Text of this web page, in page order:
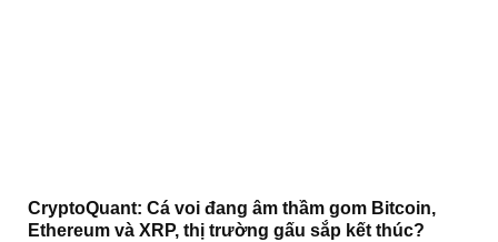
CryptoQuant: Cá voi đang âm thầm gom Bitcoin,
Ethereum và XRP, thị trường gấu sắp kết thúc?